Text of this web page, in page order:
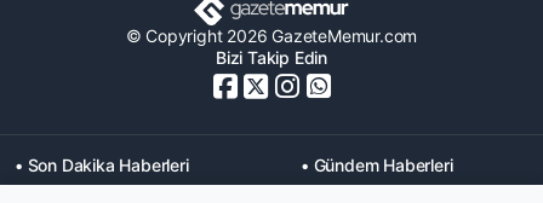
© Copyright 2026 GazeteMemur.com
Bizi Takip Edin
• Son Dakika Haberleri
• Gündem Haberleri
• Memurlar Haberleri
• KPSS Haberleri